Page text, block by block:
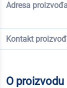
Adresa
Kontakt
O proizvodu